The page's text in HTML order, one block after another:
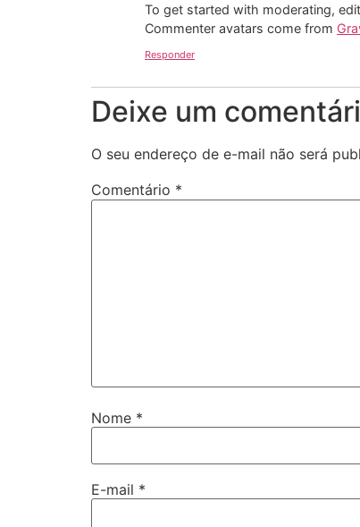
To get started with moderating,
Commenter avatars come from
Responder
Deixe um
O seu endereço de e-mail não será
Comentário *
Nome *
E-mail *